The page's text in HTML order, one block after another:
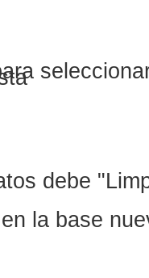
debe
la base